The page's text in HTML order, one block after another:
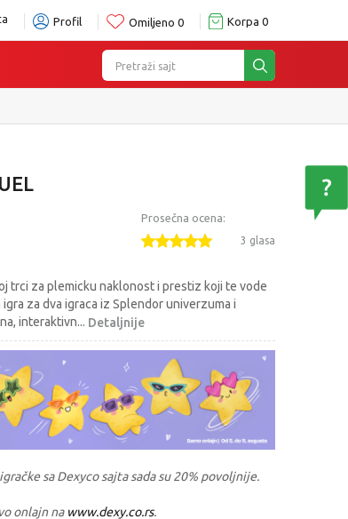
Profil Omiljeno 0 Korpa 0
Pretraži sajt
Prosečna ocena:
3 glasa
trci za plemicku naklonost i prestiz koji te vode
za dva igraca iz Splendor univerzuma i
interaktivn... Detaljnije
sa Dexyco sajta sada su 20% povoljnije.
onlajn na www.dexy.co.rs.